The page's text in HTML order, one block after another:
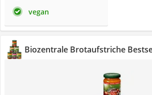
vegan
Biozentrale Brotaufstriche